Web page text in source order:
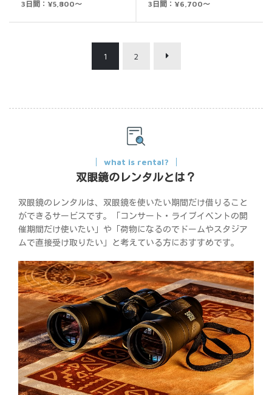
3日間：¥5,800～ 3日間：¥6,700～
1 2
what is rental?
双眼鏡のレンタルとは？
双眼鏡のレンタルは、双眼鏡を使いたい期間だけ借りること
ができるサービスです。「コンサート・ライブイベントの開
催期間だけ使いたい」や「荷物になるのでドームやスタジア
ムで直接受け取りたい」と考えている方におすすめです。